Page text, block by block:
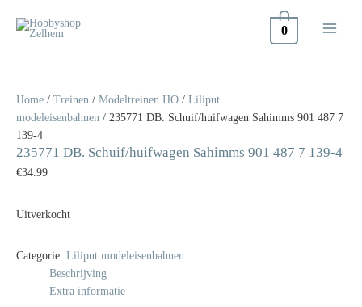
naar
0
Home / Treinen / Modeltreinen HO / Liliput
modeleisenbahnen / 235771 DB. Schuif/huifwagen Sahimms 901 487 7
139-4
235771 DB. Schuif/huifwagen Sahimms 901 487 7 139-4
€34.99
Uitverkocht
Categorie: Liliput modeleisenbahnen
Beschrijving
Extra informatie